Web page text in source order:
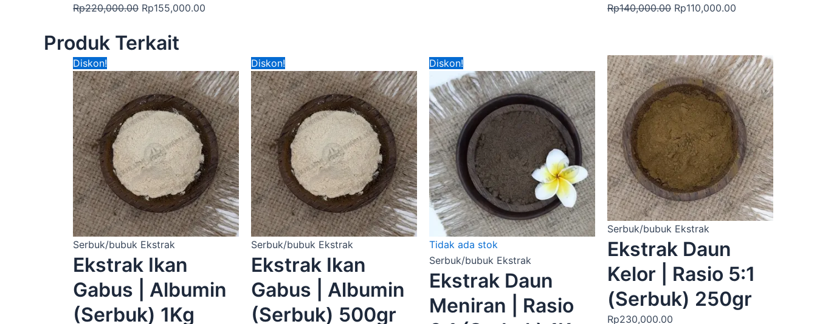
Rp220,000.00 Rp155,000.00 Rp140,000.00 Rp110,000.00
Produk Terkait
Diskon!
Serbuk/bubuk Ekstrak
Ekstrak Ikan
Gabus | Albumin
(Serbuk) 1Kg
aslinya
adalah:
Rp920,000.00.
saat
ini
adalah:
Rp650,000.00.
Diskon!
Serbuk/bubuk Ekstrak
Ekstrak Ikan
Gabus | Albumin
(Serbuk) 500gr
aslinya
adalah:
Rp460,000.00.
saat
ini
adalah:
Rp375,000.00.
Diskon!
Tidak ada stok
Serbuk/bubuk Ekstrak
Ekstrak Daun
Meniran | Rasio
aslinya
adalah:
Rp780,000.00.
saat
ini
adalah:
Rp550,000.00.
Serbuk/bubuk Ekstrak
Ekstrak Daun
Kelor | Rasio 5:1
(Serbuk) 250gr
Rp230,000.00